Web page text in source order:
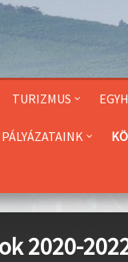
TURIZMUS
PÁLYÁZATAINK
2020-